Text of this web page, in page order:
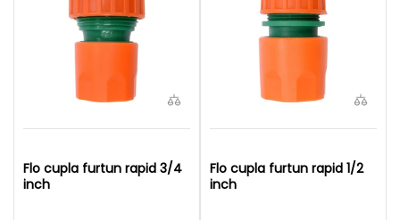
Flo cupla furtun rapid 3/4
inch
Flo cupla furtun rapid 1/2
inch